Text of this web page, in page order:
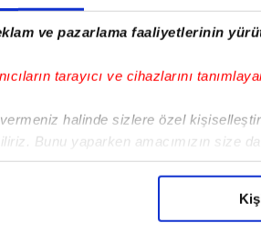
ve pazarlama faaliyetlerinin
tarayıcı ve cihazlarını
halinde sizlere özel
Bunu yaparken amacımızın size
adına elimizden gelen çabayı